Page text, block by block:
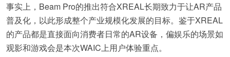
事实上，Beam Pro的推出符合XREAL长期致力于让AR产品
普及化，以此形成整个产业规模化发展的目标。鉴于XREAL
的产品都是直接面向消费者日常的AR设备，偏娱乐的场景如
观影和游戏会是本次WAIC上用户体验重点。